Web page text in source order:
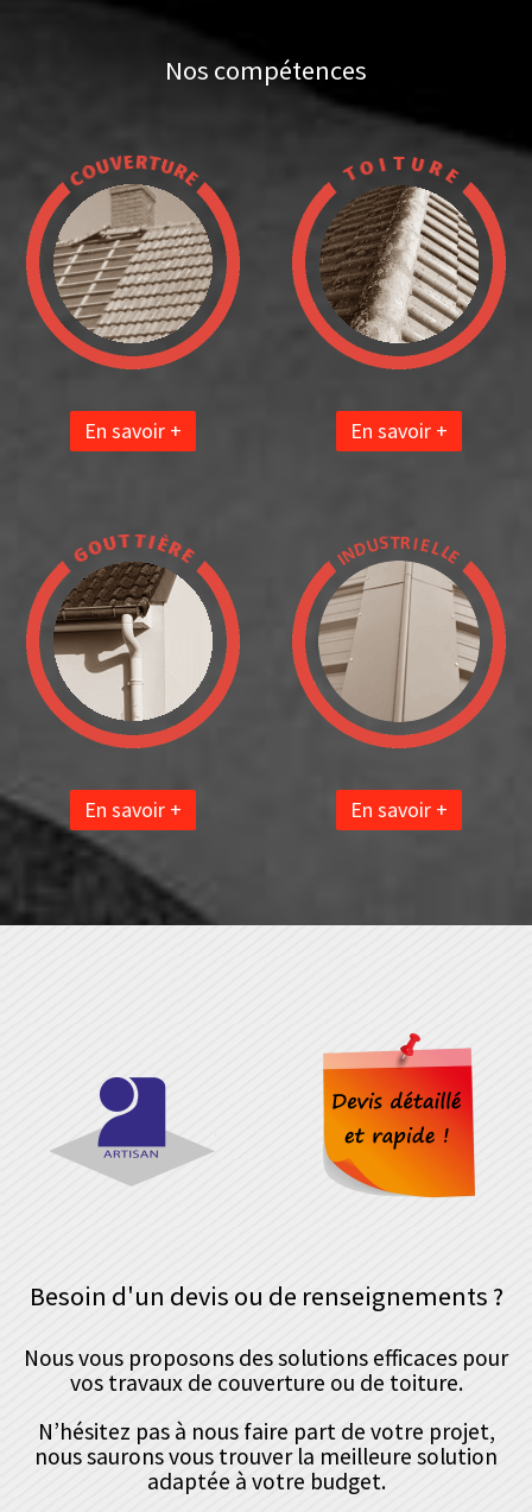
Nos compétences
En savoir + En savoir +
En savoir + En savoir +
Besoin d'un devis ou de renseignements ?
Nous vous proposons des solutions efficaces pour
vos travaux de couverture ou de toiture.
N’hésitez pas à nous faire part de votre projet,
nous saurons vous trouver la meilleure solution
adaptée à votre budget.